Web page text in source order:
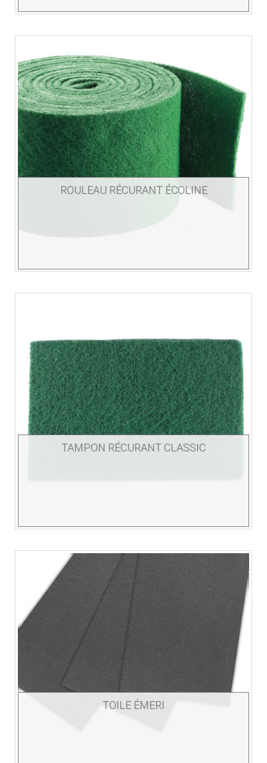
ROULEAU RÉCURANT ÉCOLINE
TAMPON RÉCURANT CLASSIC
TOILE ÉMERI